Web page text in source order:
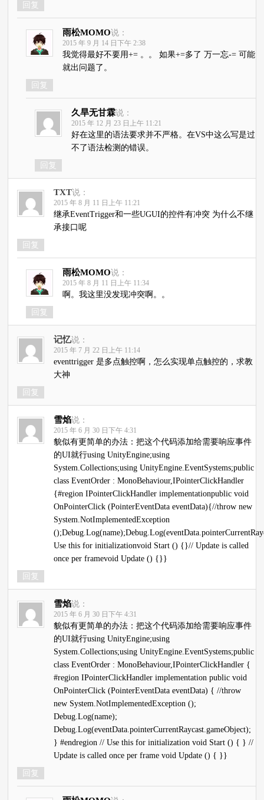
回复
雨松MOMO说：
2015 年 9 月 14 日下午 2:38
我觉得最好不要用+= 。。 如果+=多了 万一忘-= 可能
就出问题了。
回复
久旱无甘霖说：
2015 年 12 月 23 日上午 11:21
好在这里的语法要求并不严格。在VS中这么写是过
不了语法检测的错误。
回复
TXT说：
2015 年 8 月 11 日上午 11:21
继承EventTrigger和一些UGUI的控件有冲突 为什么不继
承接口呢
回复
雨松MOMO说：
2015 年 8 月 11 日上午 11:34
啊。我这里没发现冲突啊。。
回复
记忆说：
2015 年 7 月 22 日上午 11:14
eventtrigger 是多点触控啊，怎么实现单点触控的，求教
大神
回复
雪焰说：
2015 年 6 月 30 日下午 4:31
貌似有更简单的办法：把这个代码添加给需要响应事件
的UI就行using UnityEngine;using
System.Collections;using UnityEngine.EventSystems;public
class EventOrder : MonoBehaviour,IPointerClickHandler
{#region IPointerClickHandler implementationpublic void
OnPointerClick (PointerEventData eventData){//throw new
System.NotImplementedException
Use this for initializationvoid Start () {}// Update is called
once per framevoid Update () {}}
回复
雪焰说：
2015 年 6 月 30 日下午 4:31
貌似有更简单的办法：把这个代码添加给需要响应事件
的UI就行using UnityEngine;using
System.Collections;using UnityEngine.EventSystems;public
class EventOrder : MonoBehaviour,IPointerClickHandler {
#region IPointerClickHandler implementation public void
OnPointerClick (PointerEventData eventData) { //throw
new System.NotImplementedException ();
Debug.Log(name);
Debug.Log(eventData.pointerCurrentRaycast.gameObject);
} #endregion // Use this for initialization void Start () { } //
Update is called once per frame void Update () { }}
回复